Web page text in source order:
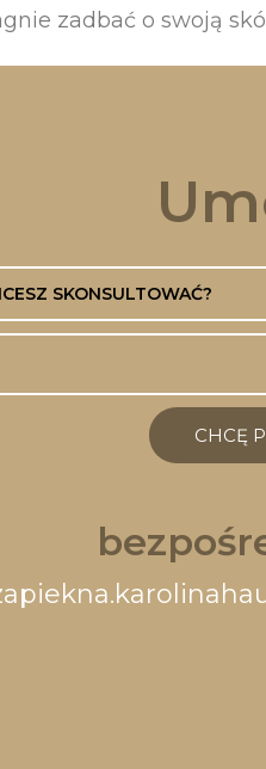
zadbać o swoją
CHCĘ